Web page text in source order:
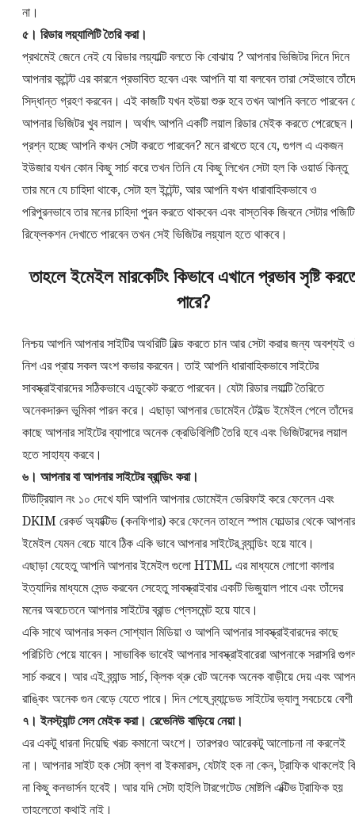
না।
৫। রিডার লয়্যালিটি তৈরি করা।
প্রথমেই জেনে নেই যে রিডার লয়্যাল্টি বলতে কি বোঝায় ? আপনার ভিজিটর দিনে দিনে
আপনার কন্টেন্ট এর কারনে প্রভাবিত হবেন এবং আপনি যা যা বলবেন তারা সেইভাবে
সিদ্ধান্ত গ্রহণ করবেন। এই কাজটি যখন হউয়া শুরু হবে তখন আপনি বলতে পারবেন
আপনার ভিজিটর খুব লয়াল। অর্থাৎ আপনি একটি লয়াল রিডার মেইক করতে পেরেছেন।
প্রশ্ন হচ্ছে আপনি কখন সেটা করতে পারবেন? মনে রাখতে হবে যে, গুগল এ একজন
ইউজার যখন কোন কিছু সার্চ করে তখন তিনি যে কিছু লিখেন সেটা হল কি ওয়ার্ড কিন্তু
তার মনে যে চাহিদা থাকে, সেটা হল ইন্টেন্ট, আর আপনি যখন ধারাবাহিকভাবে ও
পরিপুরনভাবে তার মনের চাহিদা পুরন করতে থাকবেন এবং বাস্তবিক জিবনে সেটার
রিফ্লেকশন দেখাতে পারবেন তখন সেই ভিজিটর লয়্যাল হতে থাকবে।
তাহলে ইমেইল মারকেটিং কিভাবে এখানে প্রভাব সৃষ্টি
পারে?
নিশ্চয় আপনি আপনার সাইটির অথরিটি বিল্ড করতে চান আর সেটা করার জন্য অবশ্যই
নিশ এর প্রায় সকল অংশ কভার করবেন। তাই আপনি ধারাবাহিকভাবে সাইটের
সাবস্ক্রাইবারদের সঠিকভাবে এডুকেট করতে পারবেন। যেটা রিডার লয়াল্টি তৈরিতে
অনেকদারুন ভুমিকা পারন করে। এছাড়া আপনার ডোমেইন টেইল্ড ইমেইল পেলে তাঁদের
কাছে আপনার সাইটের ব্যাপারে অনেক ক্রেডিবিলিটি তৈরি হবে এবং ভিজিটরদের লয়াল
হতে সাহায্য করবে।
৬। আপনার বা আপনার সাইটের ব্রান্ডিং করা।
টিউট্রিয়াল নং ১০ দেখে যদি আপনি আপনার ডোমেইন ভেরিফাই করে ফেলেন এবং
DKIM রেকর্ড অ্যাক্টিভ (কনফিগার) করে ফেলেন তাহলে স্পাম ফোল্ডার থেকে আপনার
ইমেইল যেমন বেচে যাবে ঠিক একি ভাবে আপনার সাইটের ব্র্যান্ডিং হয়ে যাবে।
এছাড়া যেহেতু আপনি আপনার ইমেইল গুলো HTML এর মাধ্যমে লোগো কালার
ইত্যাদির মাধ্যমে সেন্ড করবেন সেহেতু সাবস্ক্রাইবার একটি ভিজুয়াল পাবে এবং তাঁদের
মনের অবচেতনে আপনার সাইটের ব্রান্ড প্লেসমেন্ট হয়ে যাবে।
একি সাথে আপনার সকল সোশ্যাল মিডিয়া ও আপনি আপনার সাবস্ক্রাইবারদের কাছে
পরিচিতি পেয়ে যাবেন। সাভাবিক ভাবেই আপনার সাবস্ক্রাইবারেরা আপনাকে সরাসরি
সার্চ করবে। আর এই ব্র্যান্ড সার্চ, ক্লিক থ্রু রেট অনেক অনেক বাড়ীয়ে দেয় এবং
রাঙ্কিং অনেক গুন বেড়ে যেতে পারে। দিন শেষে ব্র্যান্ডেড সাইটের ভ্যালু সবচেয়ে
৭। ইনস্ট্যান্ট সেল মেইক করা। রেভেনিউ বাড়িয়ে নেয়া।
এর একটু ধারনা দিয়েছি খরচ কমানো অংশে। তারপরও আরেকটু আলোচনা না করলেই
না। আপনার সাইট হক সেটা ব্লগ বা ইকমারস, যেটাই হক না কেন, ট্রাফিক থাকলেই
না কিছু কনভার্সন হবেই। আর যদি সেটা হাইলি টারগেটেড মোষ্টলি এক্টিভ ট্রাফিক হয়
তাহলেতো কথাই নাই।